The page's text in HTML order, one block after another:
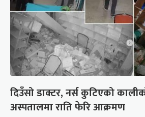
दिउँसो डाक्टर, नर्स कुटिएको
अस्पतालमा राति फेरि आक्रमण